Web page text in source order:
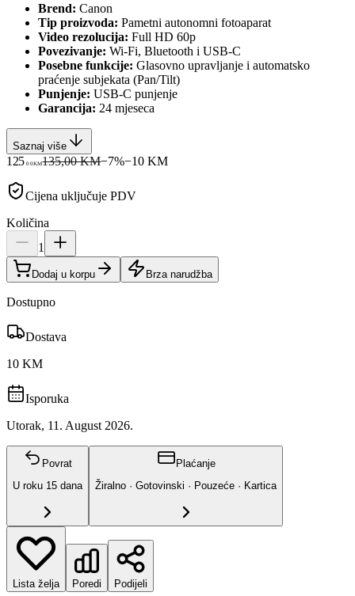
Brend: Canon
Tip proizvoda: Pametni autonomni fotoaparat
Video rezolucija: Full HD 60p
Povezivanje: Wi-Fi, Bluetooth i USB-C
Posebne funkcije: Glasovno upravljanje i automatsko
praćenje subjekata (Pan/Tilt)
Punjenje: USB-C punjenje
Garancija: 24 mjeseca
Saznaj više
125 00KM135,00 KM−7%−10 KM
Cijena uključuje PDV
Količina
1
Dodaj u korpu Brza narudžba
Dostupno
Dostava
10 KM
Isporuka
Utorak, 11. August 2026.
Povrat
U roku 15 dana
Plaćanje
Žiralno · Gotovinski · Pouzeće · Kartica
Lista želja Poredi Podijeli